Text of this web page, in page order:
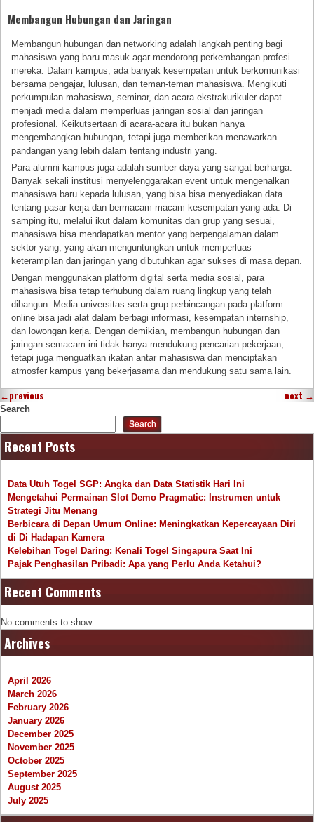
Membangun Hubungan dan Jaringan
Membangun hubungan dan networking adalah langkah penting bagi
mahasiswa yang baru masuk agar mendorong perkembangan profesi
mereka. Dalam kampus, ada banyak kesempatan untuk berkomunikasi
bersama pengajar, lulusan, dan teman-teman mahasiswa. Mengikuti
perkumpulan mahasiswa, seminar, dan acara ekstrakurikuler dapat
menjadi media dalam memperluas jaringan sosial dan jaringan
profesional. Keikutsertaan di acara-acara itu bukan hanya
mengembangkan hubungan, tetapi juga memberikan menawarkan
pandangan yang lebih dalam tentang industri yang.
Para alumni kampus juga adalah sumber daya yang sangat berharga.
Banyak sekali institusi menyelenggarakan event untuk mengenalkan
mahasiswa baru kepada lulusan, yang bisa bisa menyediakan data
tentang pasar kerja dan bermacam-macam kesempatan yang ada. Di
samping itu, melalui ikut dalam komunitas dan grup yang sesuai,
mahasiswa bisa mendapatkan mentor yang berpengalaman dalam
sektor yang, yang akan menguntungkan untuk memperluas
keterampilan dan jaringan yang dibutuhkan agar sukses di masa depan.
Dengan menggunakan platform digital serta media sosial, para
mahasiswa bisa tetap terhubung dalam ruang lingkup yang telah
dibangun. Media universitas serta grup perbincangan pada platform
online bisa jadi alat dalam berbagi informasi, kesempatan internship,
dan lowongan kerja. Dengan demikian, membangun hubungan dan
jaringan semacam ini tidak hanya mendukung pencarian pekerjaan,
tetapi juga menguatkan ikatan antar mahasiswa dan menciptakan
atmosfer kampus yang bekerjasama dan mendukung satu sama lain.
←previous next →
Search
Search
Recent Posts
Data Utuh Togel SGP: Angka dan Data Statistik Hari Ini
Mengetahui Permainan Slot Demo Pragmatic: Instrumen untuk
Strategi Jitu Menang
Berbicara di Depan Umum Online: Meningkatkan Kepercayaan Diri
di Di Hadapan Kamera
Kelebihan Togel Daring: Kenali Togel Singapura Saat Ini
Pajak Penghasilan Pribadi: Apa yang Perlu Anda Ketahui?
Recent Comments
No comments to show.
Archives
April 2026
March 2026
February 2026
January 2026
December 2025
November 2025
October 2025
September 2025
August 2025
July 2025